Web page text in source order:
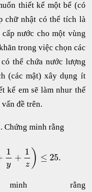
thiết kế một bể (có
chữ nhật có thể tích là
nước cho một vùng
trong việc chọn các
thể chứa nước lượng
(các mật) xây dụng ít
kế em sẽ làm nhur thế
đề trên.
. Chứng minh rằng
1
y
+
1
z ) ≤ 25.
rằng